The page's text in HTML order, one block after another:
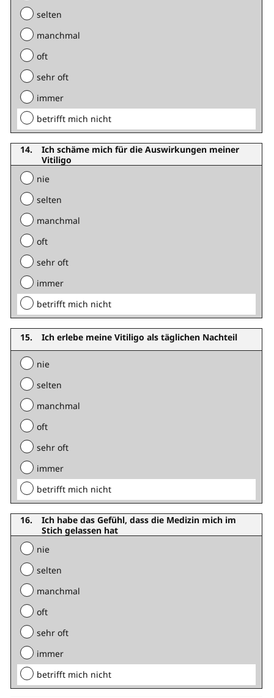
selten
manchmal
oft
sehr oft
immer
betrifft mich nicht
Ich schäme mich für die Auswirkungen meiner
Vitiligo
nie
selten
manchmal
oft
sehr oft
immer
betrifft mich nicht
Ich erlebe meine Vitiligo als täglichen Nachteil
nie
selten
manchmal
oft
sehr oft
immer
betrifft mich nicht
Ich habe das Gefühl, dass die Medizin mich im
Stich gelassen hat
nie
selten
manchmal
oft
sehr oft
immer
betrifft mich nicht